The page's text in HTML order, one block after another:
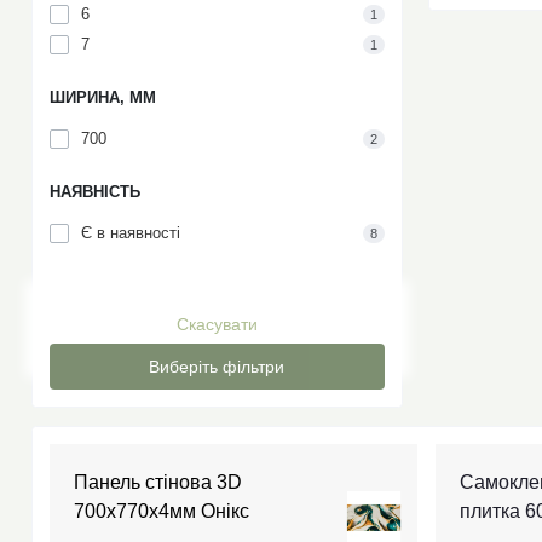
6 1
7 1
ШИРИНА, ММ
700 2
НАЯВНІСТЬ
Є в наявності 8
Скасувати
Виберіть фільтри
Панель стінова 3D
700х770х4мм Онікс
плитка